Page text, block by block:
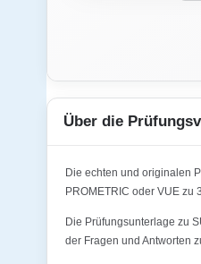
Über die
Die echten und originalen
PROMETRIC oder VUE zu
Die Prüfungsunterlage zu
der Fragen und Antworten